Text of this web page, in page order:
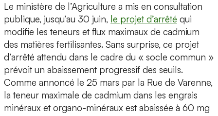
Le ministère de l’Agriculture a mis en consultation
publique, jusqu’au 30 juin, le projet d’arrêté qui
modifie les teneurs et flux maximaux de cadmium
des matières fertilisantes. Sans surprise, ce projet
d’arrêté attendu dans le cadre du « socle commun »
prévoit un abaissement progressif des seuils.
Comme annoncé le 25 mars par la Rue de Varenne,
la teneur maximale de cadmium dans les engrais
minéraux et organo-minéraux est abaissée à 60 mg